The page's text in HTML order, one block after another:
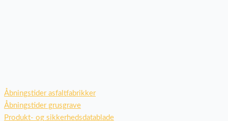
Åbningstider asfaltfabrikker
Åbningstider grusgrave
Produkt- og sikkerhedsdatablade